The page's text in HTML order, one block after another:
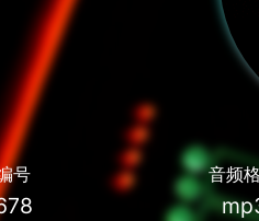
号 音频